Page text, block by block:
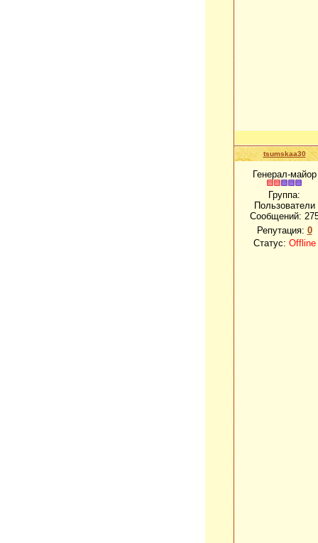
tsumskaa30
Генерал-майор
Группа:
Пользователи
Сообщений:
Репутация: 0
Статус: Offline